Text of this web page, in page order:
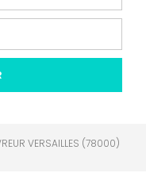
VERSAILLES (78000)